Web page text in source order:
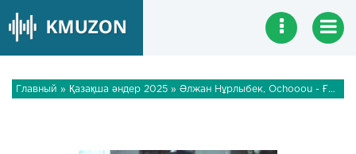
Главный » Қазақша әндер 2025 » Әлжан Нұрлыбек, Ochooou - Ғасырда